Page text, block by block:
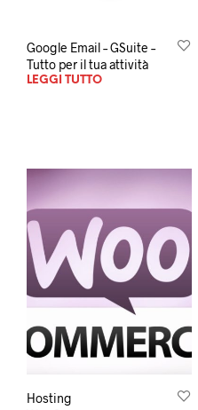
Google Email – GSuite –
Tutto per il tua attività
LEGGI TUTTO
Hosting